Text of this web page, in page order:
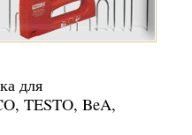
для
TESTO, BeA,